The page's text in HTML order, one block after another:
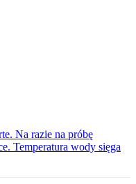
Na razie na próbę
Temperatura wody sięga